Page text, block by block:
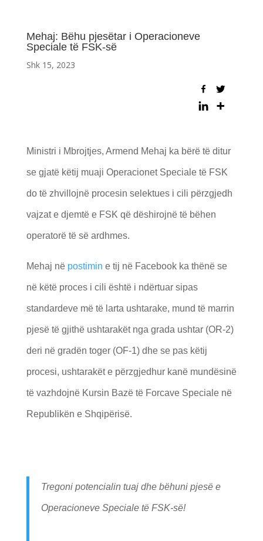
Mehaj: Bëhu pjesëtar i Operacioneve
Speciale të FSK-së
Shk 15, 2023
Ministri i Mbrojtjes, Armend Mehaj ka bërë të ditur
se gjatë këtij muaji Operacionet Speciale të FSK
do të zhvillojnë procesin selektues i cili përzgjedh
vajzat e djemtë e FSK që dëshirojnë të bëhen
operatorë të së ardhmes.
Mehaj në postimin e tij në Facebook ka thënë se
në këtë proces i cili është i ndërtuar sipas
standardeve më të larta ushtarake, mund të marrin
pjesë të gjithë ushtarakët nga grada ushtar (OR-2)
deri në gradën toger (OF-1) dhe se pas këtij
procesi, ushtarakët e përzgjedhur kanë mundësinë
të vazhdojnë Kursin Bazë të Forcave Speciale në
Republikën e Shqipërisë.
Tregoni potencialin tuaj dhe bëhuni pjesë e
Operacioneve Speciale të FSK-së!